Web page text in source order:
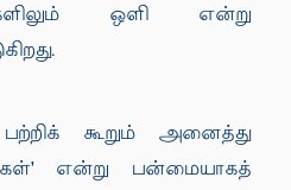
ஒளி என்று
கூறும் அனைத்து
என்று பன்மையாகத்